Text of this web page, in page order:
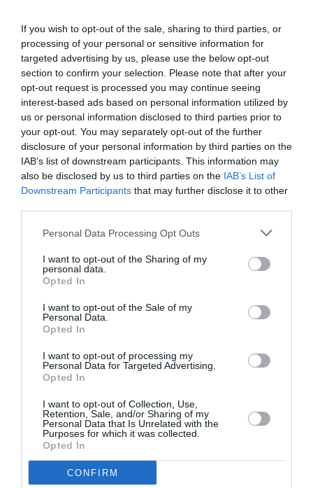
If you wish to opt-out of the sale, sharing to third parties, or
processing of your personal or sensitive information for
targeted advertising by us, please use the below opt-out
section to confirm your selection. Please note that after your
opt-out request is processed you may continue seeing
interest-based ads based on personal information utilized by
us or personal information disclosed to third parties prior to
your opt-out. You may separately opt-out of the further
disclosure of your personal information by third parties on the
IAB’s list of downstream participants. This information may
also be disclosed by us to third parties on the IAB’s List of
Downstream Participants that may further disclose it to other
Personal Data Processing Opt Outs
I want to opt-out of the Sharing of my
personal data.
Opted In
I want to opt-out of the Sale of my
Personal Data.
Opted In
I want to opt-out of processing my
Personal Data for Targeted Advertising.
Opted In
I want to opt-out of Collection, Use,
Retention, Sale, and/or Sharing of my
Personal Data that Is Unrelated with the
Purposes for which it was collected.
Opted In
CONFIRM
liaison directe sans changement d’appareil ?
Personnellement, je n’en vois pas. Une escale sans
changement d’appareil est toujours au minimum
d’une heure à une heure trente et nécessite le
débarquemetn de tous les passagers, y compris
ceux qui continuent. Alors quitte à débarquer puis
réembarquer, pourquoi ne pas changer d’appareil !
Et pour les compagnies concernées, le code share
AF/AC sur les liaisons France/Nouvelle-Calédonie
présente un réel avantage : il facilite le remplissage
des avions sur chacun des tronçons car chacune
des compagnies fait du point à point entre sa base
(avec néanmoins un changement d’appareil au
Japon car AF avait financé un A340 en défisalisation
pour assurer les tronçons Japon/Nouvelle
Calédonie), c’est à dire, de mémoire, jusqu’au début
ce qui a amené AF à mettre en place le code share
avec AC après que cette dernière ai décidé de
liaisons long-courier afin de promouvoir la
Nouvelle-Calédonie.
LAISSER UN COMMENTAIRE